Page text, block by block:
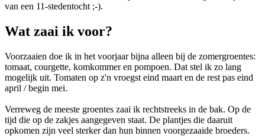
van een 11-stedentocht ;-).
Wat zaai ik voor?
Voorzaaien doe ik in het voorjaar bijna alleen bij de zomergroentes:
tomaat, courgette, komkommer en pompoen. Dat stel ik zo lang
mogelijk uit. Tomaten op z'n vroegst eind maart en de rest pas eind
april / begin mei.
Verreweg de meeste groentes zaai ik rechtstreeks in de bak. Op de
tijd die op de zakjes aangegeven staat. De plantjes die daaruit
opkomen zijn veel sterker dan hun binnen voorgezaaide broeders.